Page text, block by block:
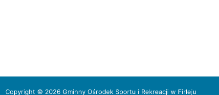
Copyright © 2026 Gminny Ośrodek Sportu i Rekreacji w Firleju